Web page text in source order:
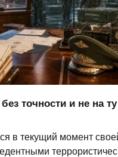
точности и не на ту
в текущий момент